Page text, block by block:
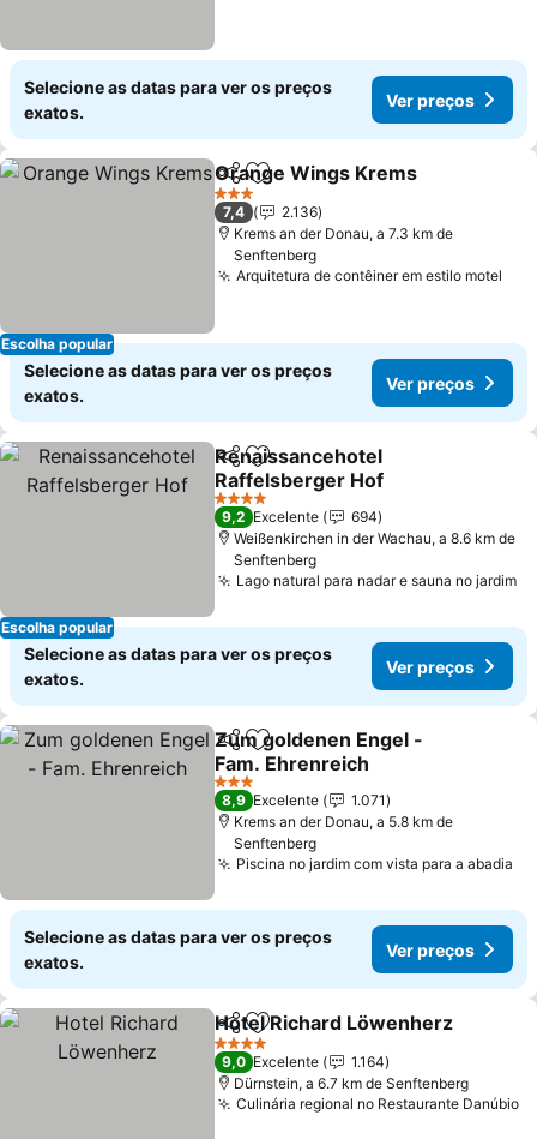
Selecione as datas para ver os preços
exatos.
Ver preços
Escolha popular
PartilharAdicionar aos favoritos
Orange Wings Krems
3 Estrelas
7,4
2.136
Krems an der Donau, a 7.3 km de
Senftenberg
Arquitetura de contêiner em estilo motel
Selecione as datas para ver os preços
exatos.
Ver preços
Escolha popular
PartilharAdicionar aos favoritos
Renaissancehotel
Raffelsberger Hof
Ver preços
4 Estrelas
9,2 Excelente
694
Weißenkirchen in der Wachau, a 8.6 km de
Senftenberg
Lago natural para nadar e sauna no jardim
Selecione as datas para ver os preços
exatos.
Ver preços
PartilharAdicionar aos favoritos
Zum goldenen Engel -
Fam. Ehrenreich
Ver preços
3 Estrelas
8,9 Excelente
1.071
Krems an der Donau, a 5.8 km de
Senftenberg
Piscina no jardim com vista para a abadia
Selecione as datas para ver os preços
exatos.
Ver preços
PartilharAdicionar aos favoritos
Hotel Richard Löwenherz
4 Estrelas
9,0 Excelente
1.164
Dürnstein, a 6.7 km de Senftenberg
Culinária regional no Restaurante Danúbio